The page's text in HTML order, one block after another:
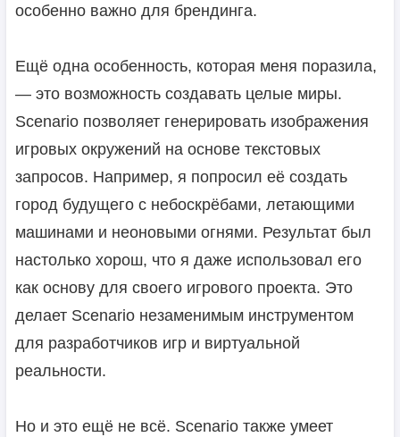
особенно важно для брендинга.
Ещё одна особенность, которая меня поразила,
— это возможность создавать целые миры.
Scenario позволяет генерировать изображения
игровых окружений на основе текстовых
запросов. Например, я попросил её создать
город будущего с небоскрёбами, летающими
машинами и неоновыми огнями. Результат был
настолько хорош, что я даже использовал его
как основу для своего игрового проекта. Это
делает Scenario незаменимым инструментом
для разработчиков игр и виртуальной
реальности.
Но и это ещё не всё. Scenario также умеет